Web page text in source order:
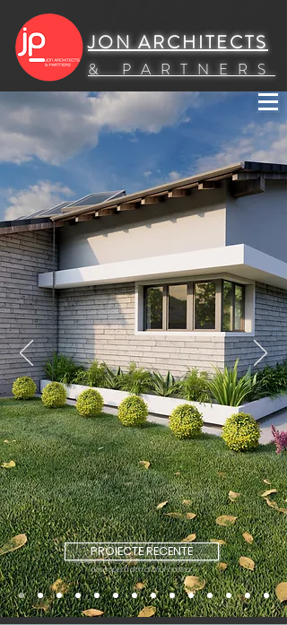
JON ARCHITECTS
& PARTNERS
PROIECTE RECENTE
descoperă portofoliul nostru